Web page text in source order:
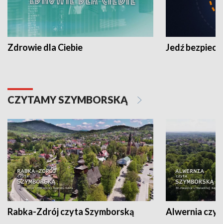
Zdrowie dla Ciebie Jedź
CZYTAMY SZYMBORSKĄ
Rabka-Zdrój czyta Szymborską Alwernia